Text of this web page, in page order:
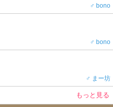
♂ bono
♂ bono
♂ まー坊
もっと見る